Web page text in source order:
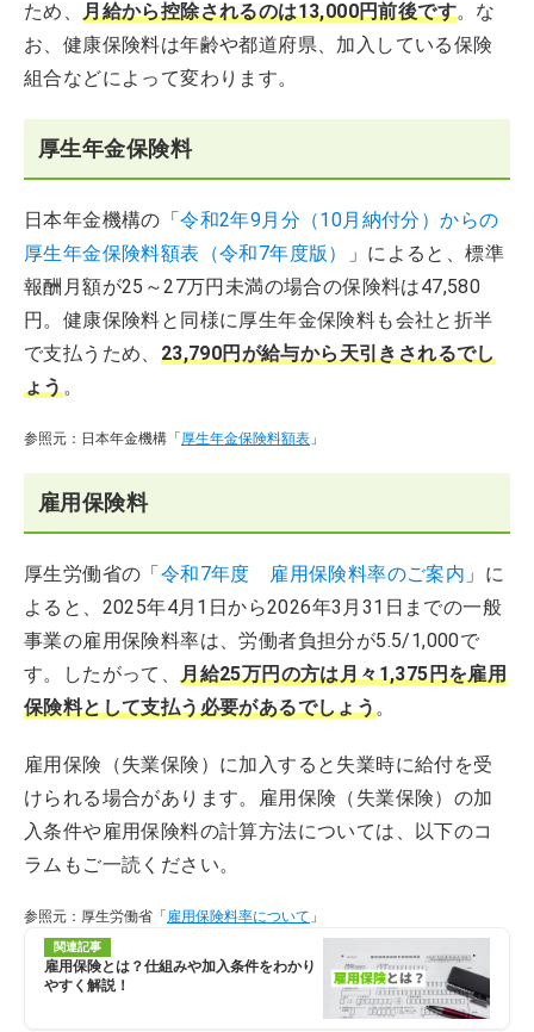
ため、月給から控除されるのは13,000円前後です。な
お、健康保険料は年齢や都道府県、加入している保険
組合などによって変わります。
厚生年金保険料
日本年金機構の「令和2年9月分（10月納付分）からの
厚生年金保険料額表（令和7年度版）
」によると、標準
報酬月額が25～27万円未満の場合の保険料は47,580
円。健康保険料と同様に厚生年金保険料も会社と折半
で支払うため、 23,790円が給与から天引きされるでし
ょう。
参照元：日本年金機構「 厚生年金保険料額表 」
雇用保険料
厚生労働省の「令和7年度 雇用保険料率のご案内 」に
よると、2025年4月1日から2026年3月31日までの一般
事業の雇用保険料率は、労働者負担分が5.5/1,000で
す。したがって、月給25万円の方は月々1,375円を雇用
保険料として支払う必要があるでしょう。
雇用保険（失業保険）に加入すると失業時に給付を受
けられる場合があります。雇用保険（失業保険）の加
入条件や雇用保険料の計算方法については、以下のコ
ラムもご一読ください。
参照元：厚生労働省「 雇用保険料率について 」
関連記事
雇用保険とは？仕組みや加入条件をわかり
やすく解説！